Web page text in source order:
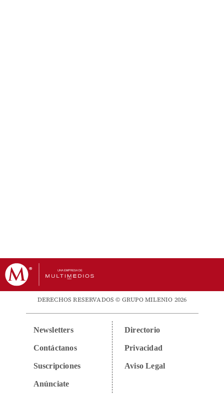
DERECHOS RESERVADOS © GRUPO MILENIO 2026
Newsletters
Contáctanos
Suscripciones
Anúnciate
Directorio
Privacidad
Aviso Legal